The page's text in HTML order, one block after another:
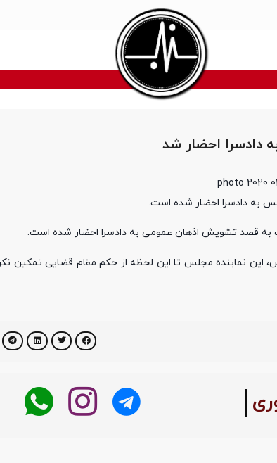
دادسرا احضار شد
به دادسرا احضار شده است.
به قصد تشویش اذهان عمومی به دادسرا احضار شده است.
این نماینده مجلس تا این لحظه از حکم مقام قضایی تمکین